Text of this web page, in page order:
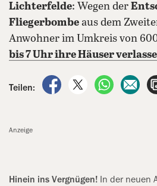
Lichterfelde: Wegen der
Fliegerbombe aus dem
Anwohner im Umkreis von
bis 7 Uhr ihre Häuser
Teilen:
auf Facebook teilen
auf X teilen
per
Anzeige
Hinein ins Vergnügen! In der neuen